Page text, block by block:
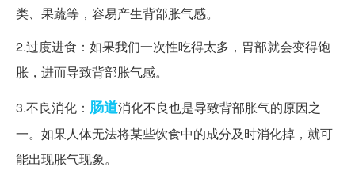
类、果蔬等，容易产生背部胀气感。
2.过度进食：如果我们一次性吃得太多，胃部就会变得饱
胀，进而导致背部胀气感。
3.不良消化： 肠道消化不良也是导致背部胀气的原因之
一。如果人体无法将某些饮食中的成分及时消化掉，就可
能出现胀气现象。